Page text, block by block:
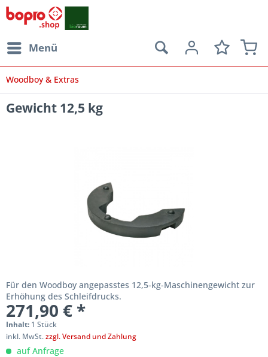
Menü
Woodboy & Extras
Gewicht 12,5 kg
Für den Woodboy angepasstes 12,5-kg-Maschinengewicht zur
Erhöhung des Schleifdrucks.
271,90 € *
Inhalt: 1 Stück
inkl. MwSt.zzgl. Versand und Zahlung
auf Anfrage